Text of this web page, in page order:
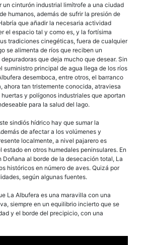
un cinturón industrial limítrofe a una ciudad
humanos, además de sufrir la presión de
que añadir la necesaria actividad
el espacio tal y como es, y la fortísima
tradiciones cinegéticas, fuera de cualquier
se alimenta de ríos que reciben un
que deja mucho que desear. Sin
suministro principal de agua llega de los ríos
desemboca, entre otros, el barranco
ahora tan tristemente conocida, atraviesa
y polígonos industriales que aportan
para la salud del lago.
sindiós hídrico hay que sumar la
de afectar a los volúmenes y
localmente, a nivel pajarero es
en otros humedales peninsulares. En
Doñana al borde de la desecación total, La
históricos en número de aves. Quizá por
según algunas fuentes.
La Albufera es una maravilla con una
siempre en un equilibrio incierto que se
y el borde del precipicio, con una